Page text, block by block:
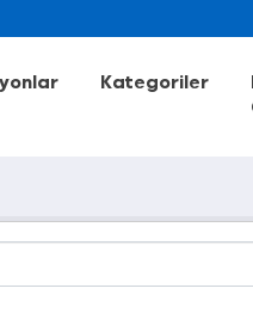
Kategoriler